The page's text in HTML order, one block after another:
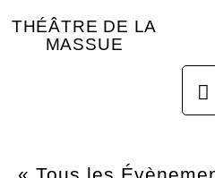
THÉÂTRE DE LA
MASSUE